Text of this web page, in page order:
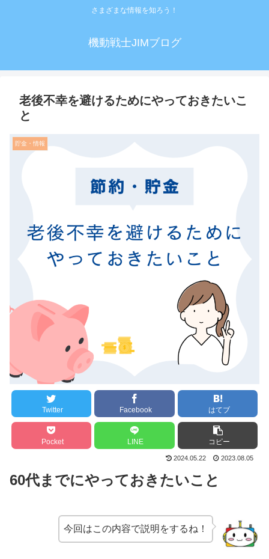
さまざまな情報を知ろう！
機動戦士JIMブログ
老後不幸を避けるためにやっておきたいこ
と
貯金・情報
Twitter Facebook はてブ
Pocket LINE コピー
2024.05.22 2023.08.05
60代までにやっておきたいこと
今回はこの内容で説明をするね！